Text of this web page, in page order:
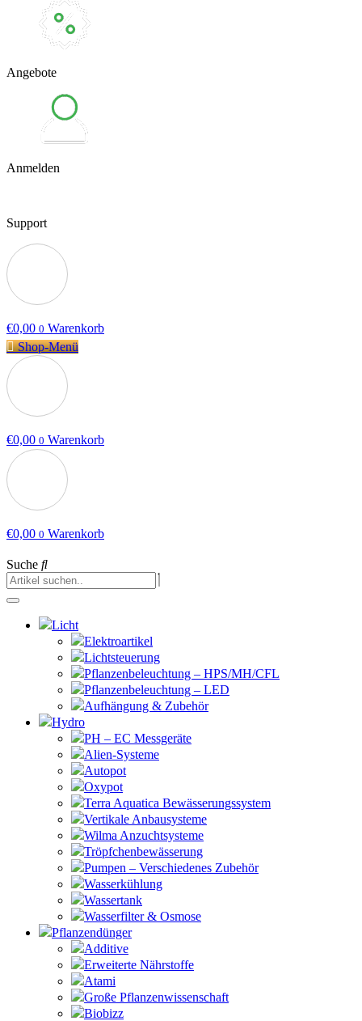
Angebote
Anmelden
Support
€0,00 0 Warenkorb
Shop-Menü
€0,00 0 Warenkorb
€0,00 0 Warenkorb
Suche
Licht
Elektroartikel
Lichtsteuerung
Pflanzenbeleuchtung – HPS/MH/CFL
Pflanzenbeleuchtung – LED
Aufhängung & Zubehör
Hydro
PH – EC Messgeräte
Alien-Systeme
Autopot
Oxypot
Terra Aquatica Bewässerungssystem
Vertikale Anbausysteme
Wilma Anzuchtsysteme
Tröpfchenbewässerung
Pumpen – Verschiedenes Zubehör
Wasserkühlung
Wassertank
Wasserfilter & Osmose
Pflanzendünger
Additive
Erweiterte Nährstoffe
Atami
Große Pflanzenwissenschaft
Biobizz